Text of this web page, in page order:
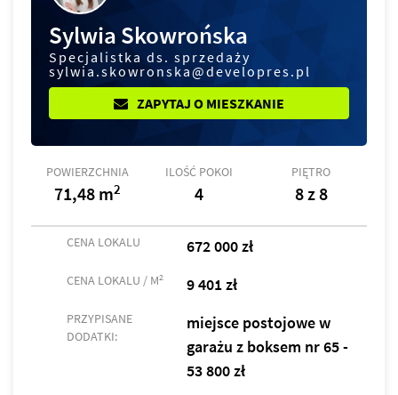
Sylwia Skowrońska
Specjalistka ds. sprzedaży
sylwia.skowronska@developres.pl
ZAPYTAJ O MIESZKANIE
POWIERZCHNIA
71,48 m2
ILOŚĆ POKOI
4
PIĘTRO
8 z 8
CENA LOKALU 672 000 zł
CENA LOKALU / M2 9 401 zł
PRZYPISANE
DODATKI:
miejsce postojowe w
garażu z boksem nr 65 -
53 800 zł